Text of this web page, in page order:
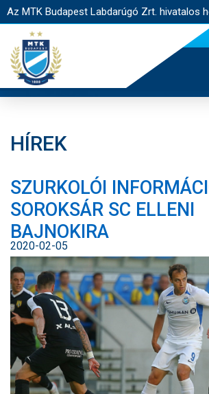
Az MTK Budapest Labdarúgó Zrt. hivatalos
JEGYÉRTÉKESÍTÉS
WEBSHOP
EGYESÜLET
NYITÓLAP
HÍREK
CSAPATOK
MÉRKŐZÉSEK
KLUB
GALÉRIA
HÍREK
SZURKOLÓI
SOROKSÁR SC ELLENI
BAJNOKIRA
2020-02-05